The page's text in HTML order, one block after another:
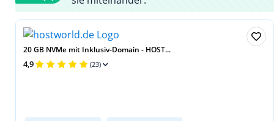
20 GB NVMe mit Inklusiv-Domain - HOST...
4,9 (23)